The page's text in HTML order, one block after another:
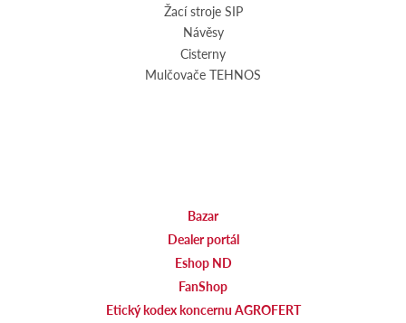
Žací stroje SIP
Návěsy
Cisterny
Mulčovače TEHNOS
Bazar
Dealer portál
Eshop ND
FanShop
Etický kodex koncernu AGROFERT